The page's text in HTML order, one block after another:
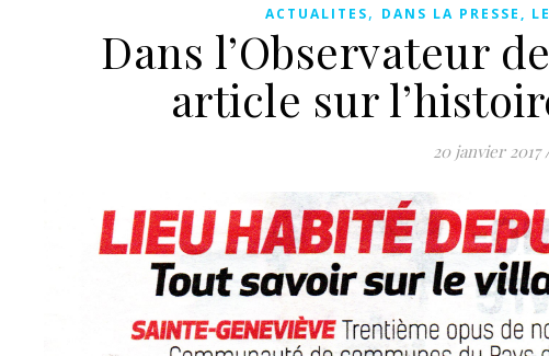
ACTUALITES, DANS LA PRESSE,
Dans l’Observateur
article sur
20 janvier 2017